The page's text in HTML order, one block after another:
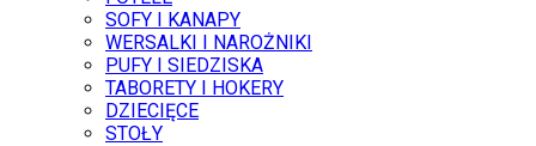
SOFY I KANAPY
WERSALKI I NAROŻNIKI
PUFY I SIEDZISKA
TABORETY I HOKERY
DZIECIĘCE
STOŁY